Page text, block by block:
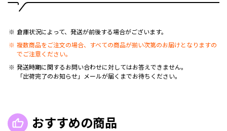
倉庫状況によって、発送が前後する場合がございます。
複数商品をご注文の場合、すべての商品が揃い次第のお届けとなりますの
でご注意ください。
発送時期に関するお問い合わせに対してはお答えできません。
「出荷完了のお知らせ」メールが届くまでお待ちください。
おすすめの商品